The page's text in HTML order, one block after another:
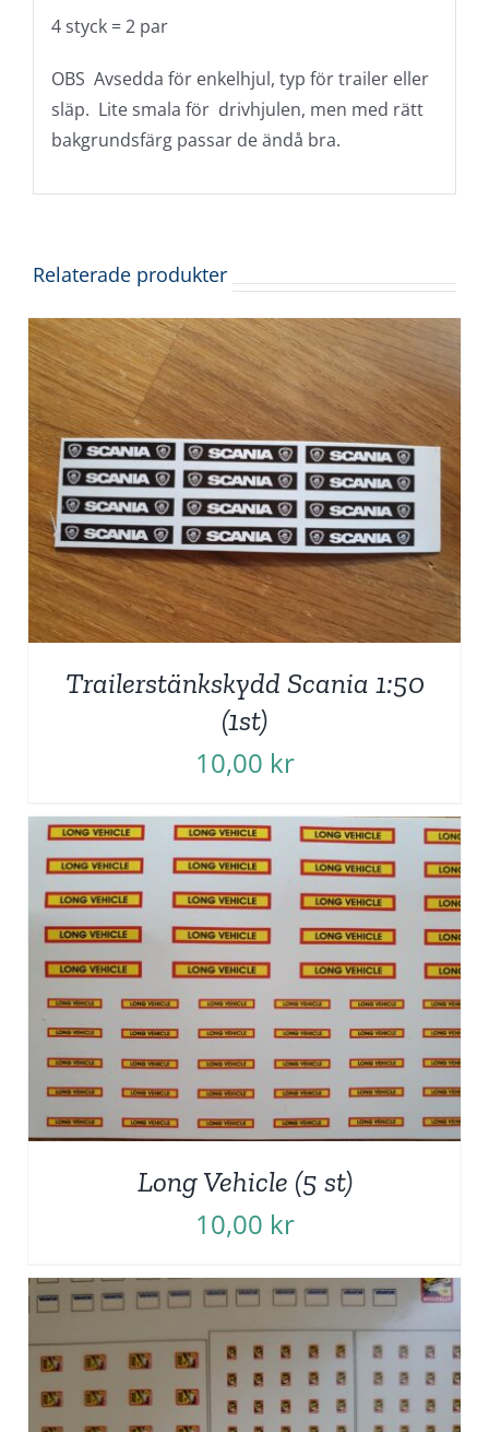
4 styck = 2 par
OBS Avsedda för enkelhjul, typ för trailer eller
släp. Lite smala för drivhjulen, men med rätt
bakgrundsfärg passar de ändå bra.
Relaterade produkter
Trailerstänkskydd Scania 1:50
(1st)
10,00 kr
Long Vehicle (5 st)
10,00 kr